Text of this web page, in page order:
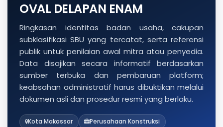
OVAL DELAPAN ENAM
Ringkasan identitas badan usaha, cakupan
subklasifikasi SBU yang tercatat, serta referensi
publik untuk penilaian awal mitra atau penyedia.
Data disajikan secara informatif berdasarkan
sumber terbuka dan pembaruan platform;
keabsahan administratif harus dibuktikan melalui
dokumen asli dan prosedur resmi yang berlaku.
Kota Makassar Perusahaan Konstruksi